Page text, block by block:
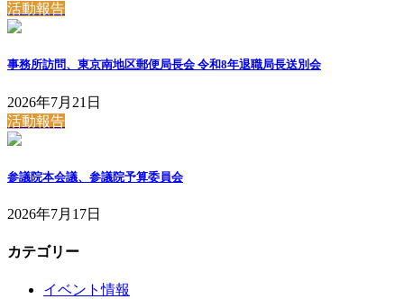
活動報告
事務所訪問、東京南地区郵便局長会 令和8年退職局長送別会
2026年7月21日
活動報告
参議院本会議、参議院予算委員会
2026年7月17日
カテゴリー
イベント情報